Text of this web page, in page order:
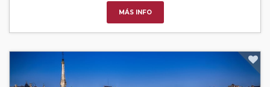
MÁS INFO